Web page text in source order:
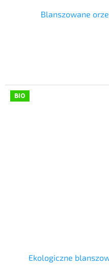
Blanszowane
BIO
Ekologiczne